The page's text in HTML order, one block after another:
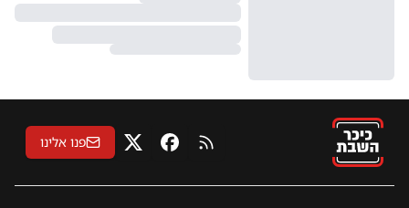
RSS פייסבוקX פנו אלינו